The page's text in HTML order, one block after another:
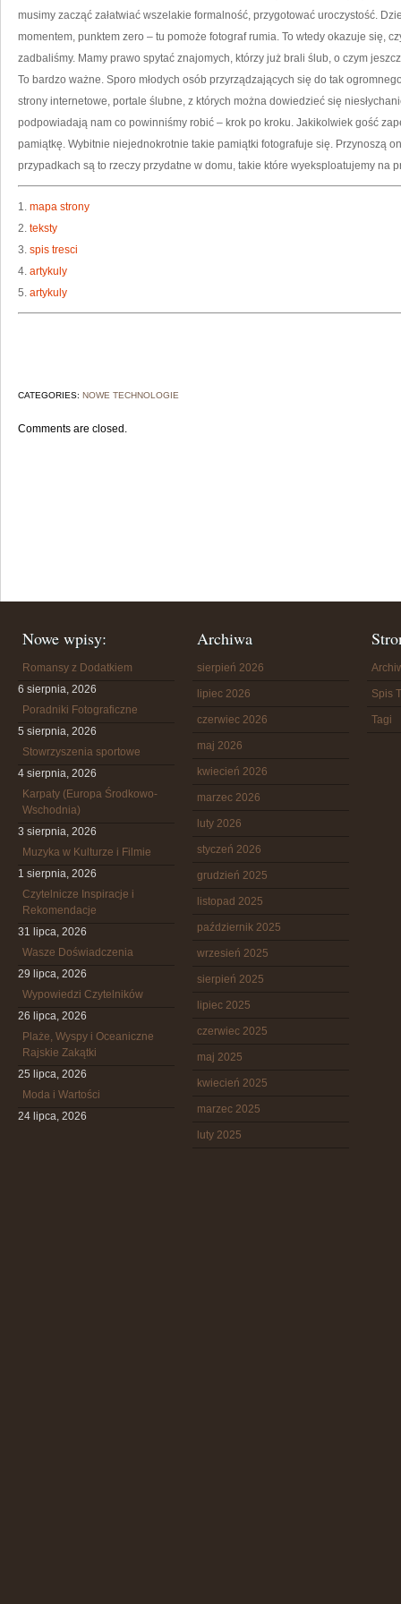
musimy zacząć załatwiać wszelakie formalność, przygotować uroczystość.
momentem, punktem zero – tu pomoże fotograf rumia. To wtedy okazuje się,
zadbaliśmy. Mamy prawo spytać znajomych, którzy już brali ślub, o czym
To bardzo ważne. Sporo młodych osób przyrządzających się do tak
strony internetowe, portale ślubne, z których można dowiedzieć się
podpowiadają nam co powinniśmy robić – krok po kroku. Jakikolwiek gość
pamiątkę. Wybitnie niejednokrotnie takie pamiątki fotografuje się. Przynoszą
przypadkach są to rzeczy przydatne w domu, takie które wyeksploatujemy na
1. mapa strony
2. teksty
3. spis tresci
4. artykuly
5. artykuly
CATEGORIES: NOWE TECHNOLOGIE
Comments are closed.
Nowe wpisy:
Romansy z Dodatkiem
6 sierpnia, 2026
Poradniki Fotograficzne
5 sierpnia, 2026
Stowrzyszenia sportowe
4 sierpnia, 2026
Karpaty (Europa Środkowo-
Wschodnia)
3 sierpnia, 2026
Muzyka w Kulturze i Filmie
1 sierpnia, 2026
Czytelnicze Inspiracje i
Rekomendacje
31 lipca, 2026
Wasze Doświadczenia
29 lipca, 2026
Wypowiedzi Czytelników
26 lipca, 2026
Plaże, Wyspy i Oceaniczne
Rajskie Zakątki
25 lipca, 2026
Moda i Wartości
24 lipca, 2026
Archiwa
sierpień 2026
lipiec 2026
czerwiec 2026
maj 2026
kwiecień 2026
marzec 2026
luty 2026
styczeń 2026
grudzień 2025
listopad 2025
październik 2025
wrzesień 2025
sierpień 2025
lipiec 2025
czerwiec 2025
maj 2025
kwiecień 2025
marzec 2025
luty 2025
Spis
Tagi